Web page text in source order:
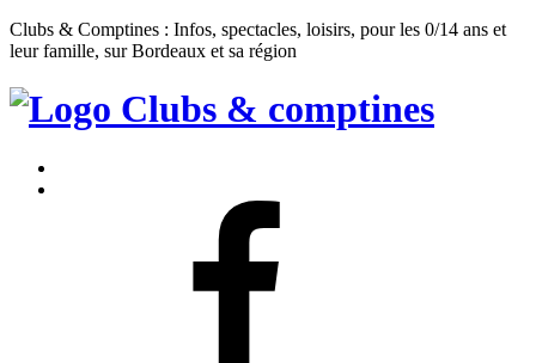
Clubs & Comptines : Infos, spectacles, loisirs, pour les 0/14 ans et
leur famille, sur Bordeaux et sa région
Clubs
Comptines